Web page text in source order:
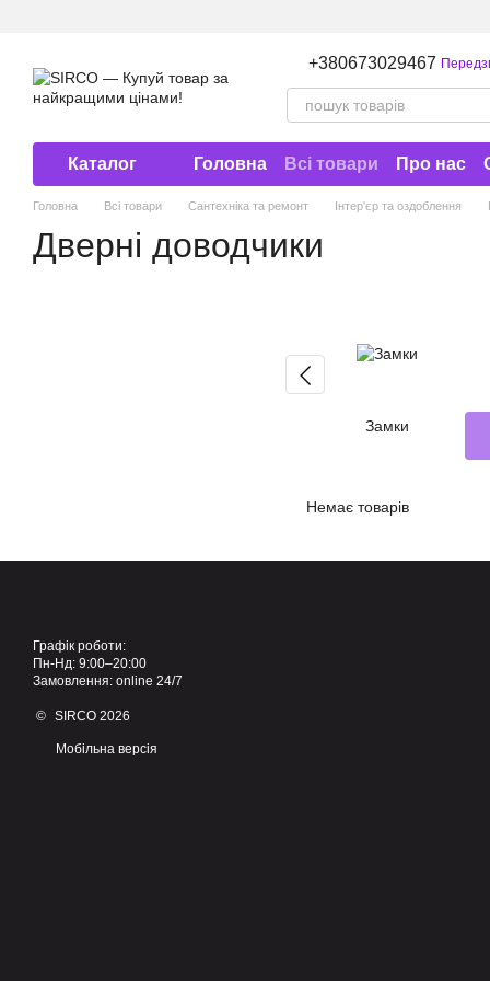
+380673029467
Каталог Головна Всі товари Про нас
Договір публічної оферти
Головна Всі товари Сантехніка та ремонт Інтер'єр та оздоблення
Дверні доводчики
Замки
Немає товарів
Графік роботи:
Пн-Нд: 9:00–20:00
Замовлення: online 24/7
© SIRCO 2026
Мобільна версія